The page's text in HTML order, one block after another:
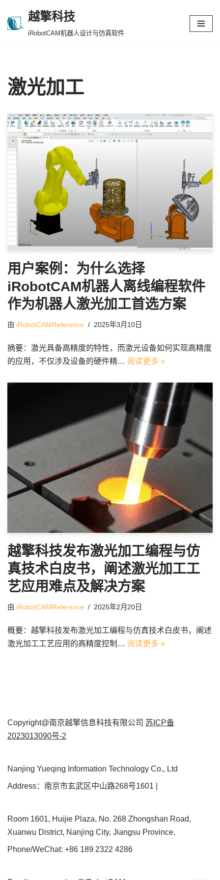
跳
越擎科技
iRobotCAM机器人设计与仿真软件
激光加工
用户案例：为什么选择
iRobotCAM机器人离线编程软件
作为机器人激光加工首选方案
由 iRobotCAMReference 2025年3月10日
摘要：激光具备高精度的特性，而激光设备如何实现高精度
的应用，不仅涉及设备的硬件精… 阅读更多 »
越擎科技发布激光加工编程与仿
真技术白皮书，阐述激光加工工
艺应用难点及解决方案
由 iRobotCAMReference 2025年2月20日
概要：越擎科技发布激光加工编程与仿真技术白皮书，阐述
激光加工工艺应用的高精度控制… 阅读更多 »
Copyright@南京越擎信息科技有限公司 苏ICP备
2023013090号-2
Nanjing Yueqing Information Technology Co., Ltd
Address：南京市玄武区中山路268号1601 |
Room 1601, Huijie Plaza, No. 268 Zhongshan Road,
Xuanwu District, Nanjing City, Jiangsu Province.
Phone/WeChat: +86 189 2322 4286